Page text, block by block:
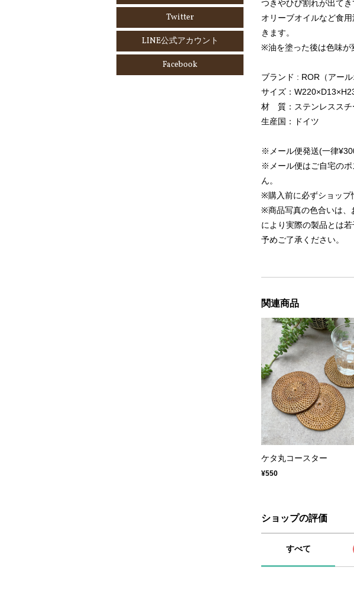
つきやひび割れが出て
オリーブオイルなど食
きます。
※油を塗った後は色味が
ブランド : ROR（アール
サイズ：
材 質：ステンレススチ
生産国：ドイツ
※メール便発送(一律
※メール便はご自宅の
ん。
※購入前に必ずショップ
※商品写真の色合いは、
により実際の製品とは
予めご了承ください。
関連商品
ケタ丸コースター
¥550
ショップの評価
すべて
Twitter
LINE公式アカウント
Facebook